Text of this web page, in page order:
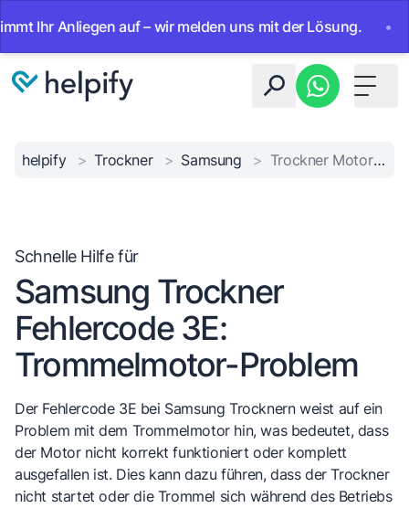
Anliegen auf – wir melden uns mit der Lösung. • Ab
Toggle
helpify > Trockner > Samsung > Trockner Motorfehler 3E
Schnelle Hilfe für
Samsung Trockner
Fehlercode 3E:
Trommelmotor-Problem
Der Fehlercode 3E bei Samsung Trocknern weist auf ein
Problem mit dem Trommelmotor hin, was bedeutet, dass
der Motor nicht korrekt funktioniert oder komplett
ausgefallen ist. Dies kann dazu führen, dass der Trockner
nicht startet oder die Trommel sich während des Betriebs